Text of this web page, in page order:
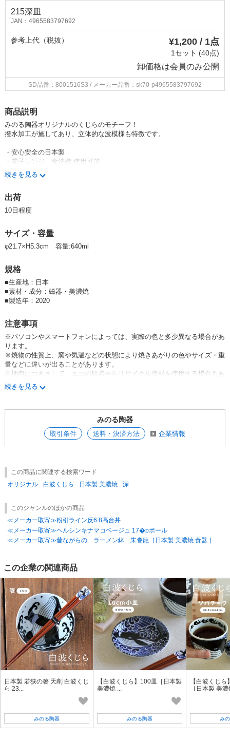
215深皿
JAN：4965583797692
参考上代（税抜） ¥1,200 / 1点
1セット (40点)
卸価格は会員のみ公開
SD品番：8001516S3 / メーカー品番：sk70-p4965583797692
商品説明
みのる陶器オリジナルのくじらのモチーフ！
撥水加工が施してあり、立体的な波模様も特徴です。
・安心安全の日本製
・電子レンジ、食洗機 使用可能
★ 白波くじら
★みのる陶器オリジナル商品一覧はコチラ★
ina Instagram MINORUTOUKI pottery porcelain kitchenware japanese
eakfast うちごはん うちカフェ
続きを見る
出荷
10日程度
サイズ・容量
φ21.7×H5.3cm 容量:640ml
規格
■生産地：日本
■素材・成分：磁器・美濃焼
■製造年：2020
注意事項
※パソコンやスマートフォンによっては、実際の色と多少異なる場合があ
ります。
※焼物の性質上、窯や気温などの状態により焼きあがりの色やサイズ・重
量などに違いが出ることがあります。
※梱包につきまして、エコの観点からリサイクル資材を使用する場合もあ
ります。
※こちらの商品は釉だれ（器にかけた釉薬の流れた跡が残ること）や色む
※白波くじらシリーズは、呉須（ごす）と呼ばれる塗料で柄をつけた後
に、撥水加工をしております。呉須と撥水加工の部分に多少のズレが出て
まいりますが、良品として出荷をさせていただきます。
続きを見る
みのる陶器
取引条件 送料・決済方法 企業情報
この商品に関連する検索ワード
オリジナル
白波くじら 日本製 美濃焼 深
このジャンルのほかの商品
≪メーカー取寄≫粉引ライン反6.8高台丼
≪メーカー取寄≫ヘルシンキナマコベージュ 17�pボール
≪メーカー取寄≫昔ながらの ラーメン鉢 朱巻龍［日本製 美濃焼 食器 ］
この企業の関連商品
日本製 若狭の箸 天削 白波くじ
ら 23...
みのる陶器
【白波くじら】100皿［日本製
美濃焼 ...
みのる陶器
【白波くじ
［日本製 美
み